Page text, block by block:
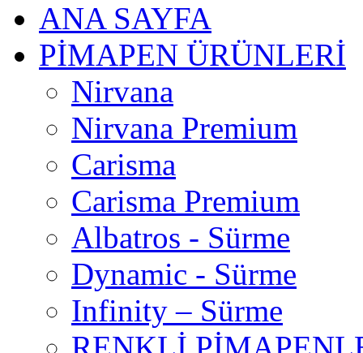
ANA SAYFA
PİMAPEN ÜRÜNLERİ
Nirvana
Nirvana Premium
Carisma
Carisma Premium
Albatros - Sürme
Dynamic - Sürme
Infinity – Sürme